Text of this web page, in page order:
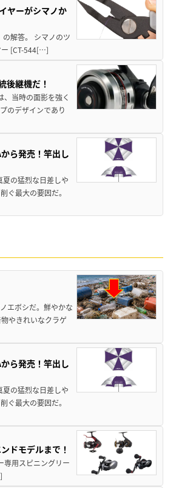
ヤーがシマノか
解答。 シマノのツ
ー [CT-544[…]
後継機だ！
当時の面影を強く
のデザインであり
ら発売！竿出し
の猛烈な日差しや
ぐ最大の要因だ。
エボシだ。鮮やかな
やきれいなクラゲ
ら発売！竿出し
の猛烈な日差しや
ぐ最大の要因だ。
ドモデルまで！
専用スピニングリー